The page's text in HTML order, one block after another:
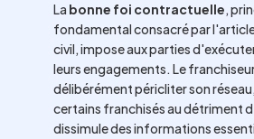
La bonne foi contractuelle,
fondamental consacré par
civil, impose aux parties
leurs engagements. Le
délibérément péricliter son
certains franchisés au détriment
dissimule des informations